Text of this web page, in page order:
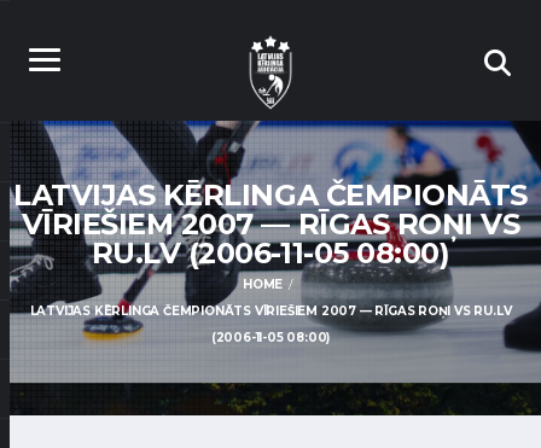
LATVIJAS KĒRLINGA ČEMPIONĀTS
VĪRIEŠIEM 2007 — RĪGAS ROŅI VS
RU.LV (2006-11-05 08:00)
HOME
LATVIJAS KĒRLINGA ČEMPIONĀTS VĪRIEŠIEM 2007 — RĪGAS ROŅI VS RU.LV
(2006-11-05 08:00)